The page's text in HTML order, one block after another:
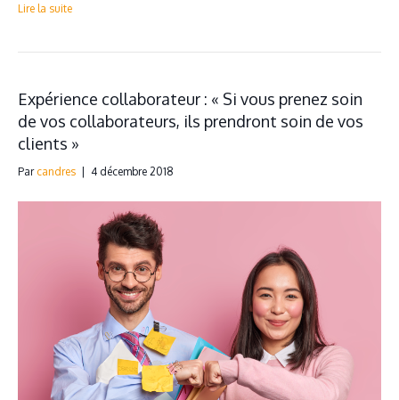
Lire la suite
Expérience collaborateur : « Si vous prenez soin
de vos collaborateurs, ils prendront soin de vos
clients »
Par candres | 4 décembre 2018